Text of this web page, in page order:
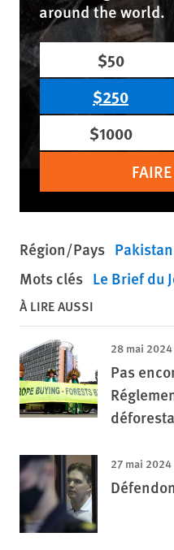
around the world.
$50
$250
$1000
Région/Pays Pakistan
Mots clés Le Brief du
À LIRE AUSSI
28 mai 2024
Pas
27 mai 2024